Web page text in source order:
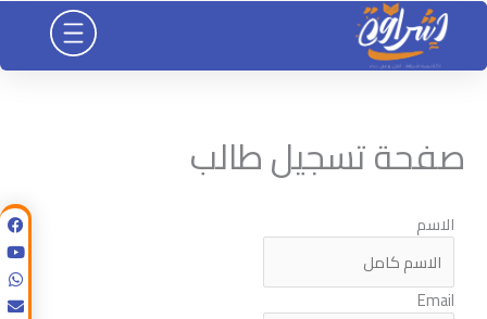
تخطي
المحتوى
صفحة تسجيل طالب
الاسم
Email